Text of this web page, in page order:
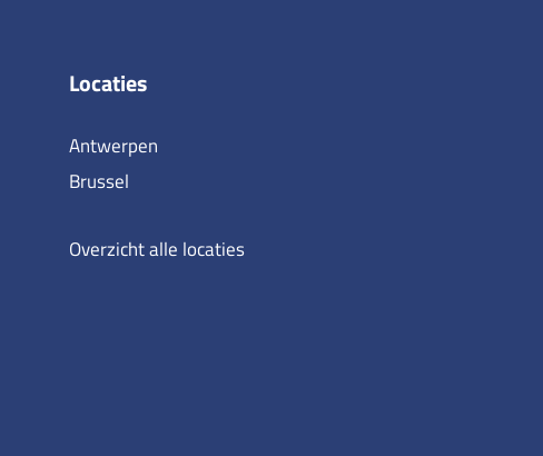
Locaties
Antwerpen
Brussel
Overzicht alle locaties